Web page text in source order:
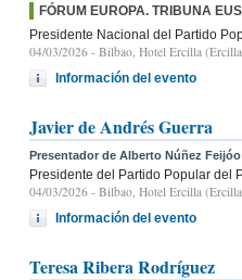
FÓRUM EUROPA. TRIBUNA
Presidente Nacional del Partido
04/03/2026 - Bilbao, Hotel Ercilla
Información del evento
Javier de Andrés Guerra
Presentador de Alberto Núñez Feijóo
Presidente del Partido Popular del
04/03/2026 - Bilbao, Hotel Ercilla
Información del evento
Teresa Ribera Rodríguez